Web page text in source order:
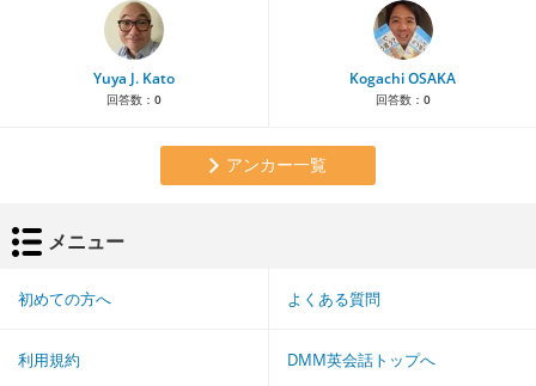
Yuya J. Kato
回答数： 0
Kogachi OSAKA
回答数： 0
アンカー一覧
メニュー
初めての方へ よくある質問
利用規約 DMM英会話トップへ